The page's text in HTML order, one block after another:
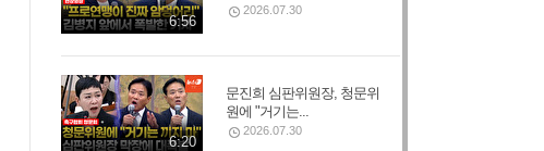
입
력
6:56
2026.07.30
6:20
문진희 심판위원장, 청문위
원에 "거기는...
2026.07.30